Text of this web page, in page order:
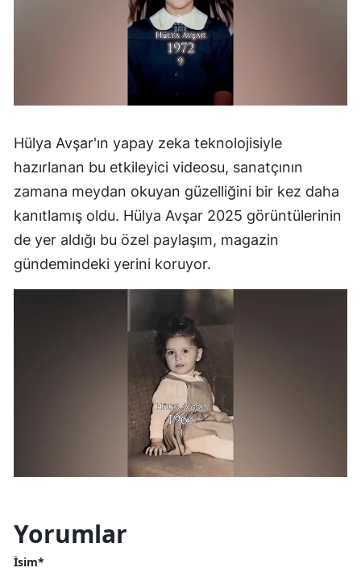
Hülya Avşar'ın yapay zeka teknolojisiyle
hazırlanan bu etkileyici videosu, sanatçının
zamana meydan okuyan güzelliğini bir kez daha
kanıtlamış oldu. Hülya Avşar 2025 görüntülerinin
de yer aldığı bu özel paylaşım, magazin
gündemindeki yerini koruyor.
Yorumlar
İsim*